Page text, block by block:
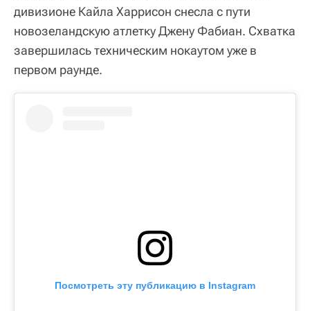
дивизионе Кайла Харрисон снесла с пути
новозеландскую атлетку Джену Фабиан. Схватка
завершилась техническим нокаутом уже в
первом раунде.
Посмотреть эту публикацию в Instagram